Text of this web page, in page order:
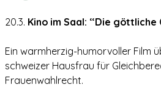
20.3. Kino im Saal: “Die göttliche
Ein warmherzig-humorvoller Film
schweizer Hausfrau für
Frauenwahlrecht.